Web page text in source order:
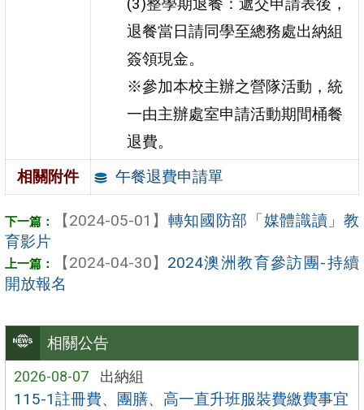
相關公告
2026-08-07 出納組
115-1註冊費、團膳、高一直升班服裝費繳費事宜
退餐當日請同學至總務處出納組
簽領現金。
※參加本校主辦之營隊活動，統
一由主辦處室申請活動期間桶餐
退費。
相關附件
午餐退費申請單
【2024-05-01】 轉知國防部「媒體識讀」教
育影片
【2024-04-30】 2024澳洲教育參訪團-持續
開放報名